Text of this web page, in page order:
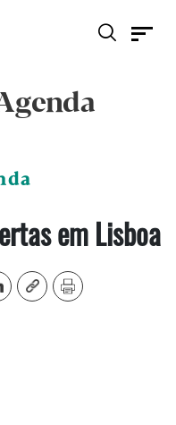
em Lisboa